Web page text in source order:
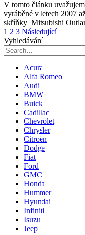
V tomto článku
vyráběné v letech 2007
skříňky Mitsubishi
Stránkování
příspěvků
1 2 3 Následující
Vyhledávání
Search
for:
Acura
Alfa Romeo
Audi
BMW
Buick
Cadillac
Chevrolet
Chrysler
Citroën
Dodge
Fiat
Ford
GMC
Honda
Hummer
Hyundai
Infiniti
Isuzu
Jeep